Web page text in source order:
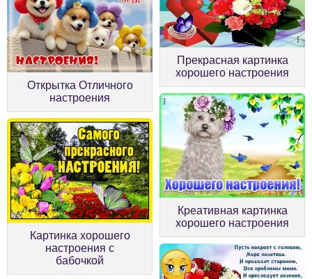
Открытка Отличного
настроения
Прекрасная картинка
хорошего настроения
Картинка хорошего
настроения с
бабочкой
Креативная картинка
хорошего настроения